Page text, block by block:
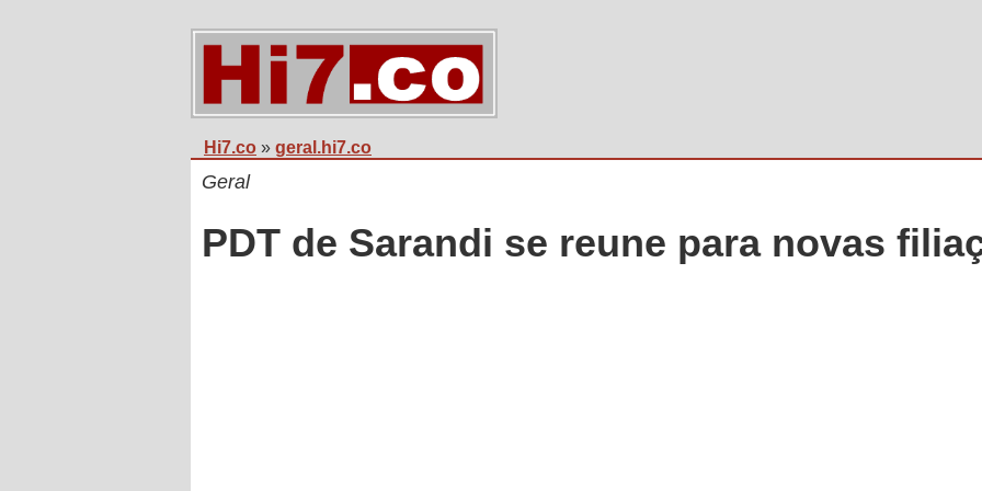
Hi7.co » geral.hi7.co
Geral
PDT de Sarandi se reune para novas